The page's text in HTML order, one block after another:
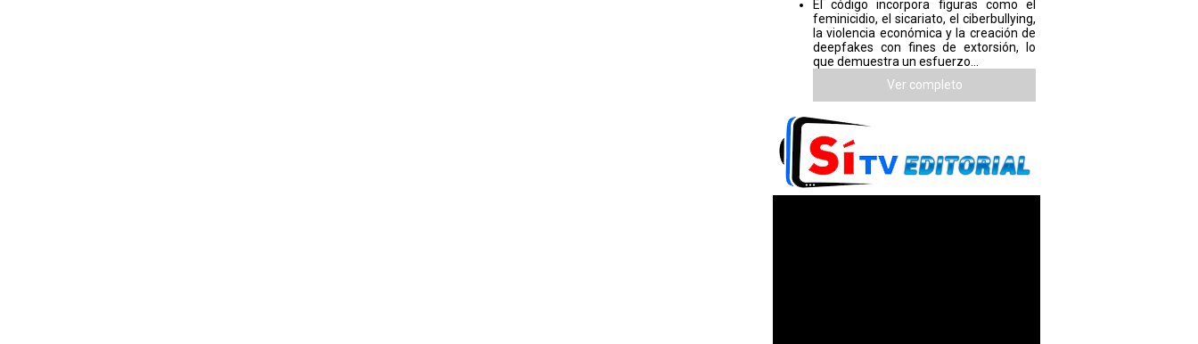
El código incorpora figuras como el
feminicidio, el sicariato, el ciberbullying,
la violencia económica y la creación de
deepfakes con fines de extorsión, lo
que demuestra un esfuerzo...
Ver completo